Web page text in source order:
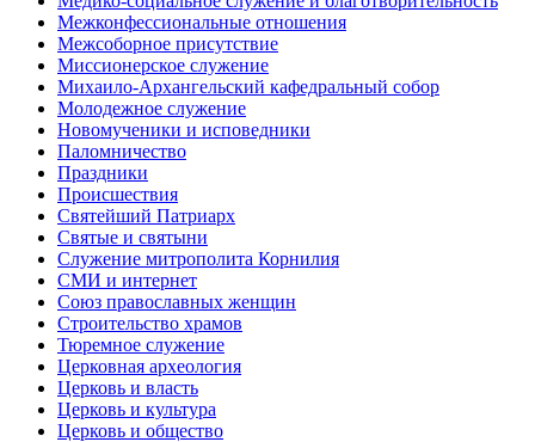
Межконфессиональные отношения
Межсоборное присутствие
Миссионерское служение
Михаило-Архангельский кафедральный собор
Молодежное служение
Новомученики и исповедники
Паломничество
Праздники
Происшествия
Святейший Патриарх
Святые и святыни
Служение митрополита Корнилия
СМИ и интернет
Союз православных женщин
Строительство храмов
Тюремное служение
Церковная археология
Церковь и власть
Церковь и культура
Церковь и общество